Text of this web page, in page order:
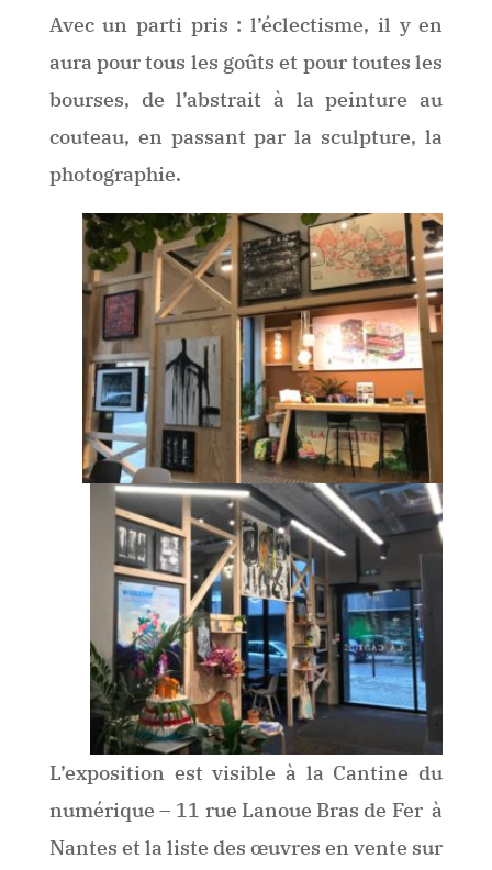
Avec un parti pris : l’éclectisme, il y en
aura pour tous les goûts et pour toutes les
bourses, de l’abstrait à la peinture au
couteau, en passant par la sculpture, la
photographie.
L’exposition est visible à la Cantine du
numérique – 11 rue Lanoue Bras de Fer à
Nantes et la liste des œuvres en vente sur